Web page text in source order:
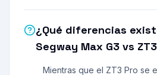
¿Qué diferencias
Segway Max G3 vs
Mientras que el ZT3 Pro se